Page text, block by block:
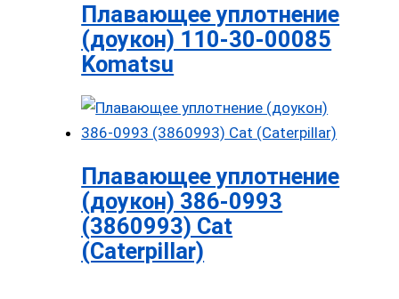
Плавающее уплотнение
(доукон) 110-30-00085
Komatsu
Плавающее уплотнение
(доукон) 386-0993
(3860993) Cat
(Caterpillar)